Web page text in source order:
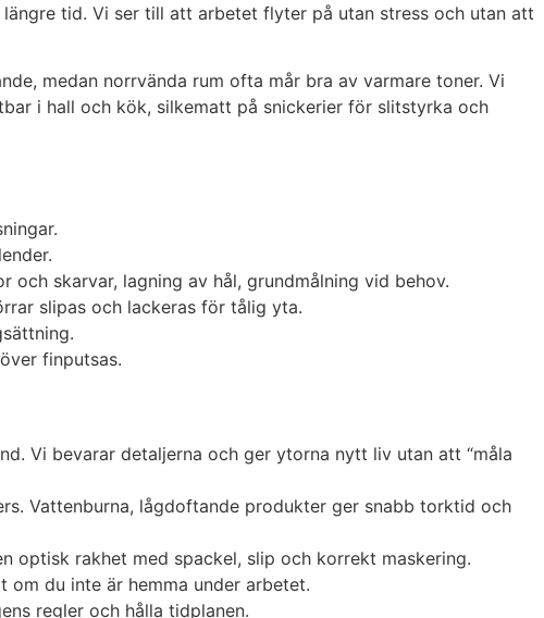
tid. Vi ser till att arbetet flyter på utan stress och utan att
medan norrvända rum ofta mår bra av varmare toner. Vi
i hall och kök, silkematt på snickerier för slitstyrka och
skarvar, lagning av hål, grundmålning vid behov.
slipas och lackeras för tålig yta.
finputsas.
Vi bevarar detaljerna och ger ytorna nytt liv utan att “måla
Vattenburna, lågdoftande produkter ger snabb torktid och
optisk rakhet med spackel, slip och korrekt maskering.
du inte är hemma under arbetet.
regler och hålla tidplanen.